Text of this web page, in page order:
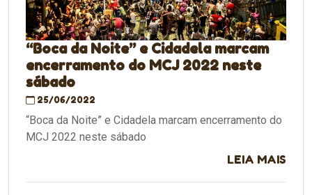
“Boca da Noite” e Cidadela marcam
encerramento do MCJ 2022 neste
sábado
25/06/2022
“Boca da Noite” e Cidadela marcam encerramento do
MCJ 2022 neste sábado
LEIA MAIS